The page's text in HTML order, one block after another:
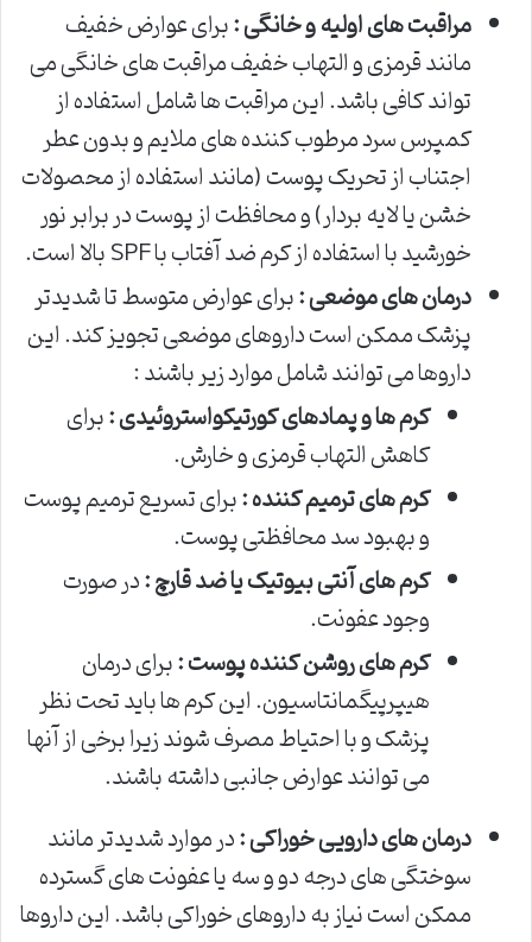
مراقبت های اولیه و خانگی :برای عوارض خفیف
مانند قرمزی و التهاب خفیف مراقبت های خانگی می
تواند کافی باشد. این مراقبت ها شامل استفاده از
کمپرس سرد مرطوب کننده های ملایم و بدون عطر
اجتناب از تحریک پوست (مانند استفاده از محصولات
خشن یا لایه بردار) و محافظت از پوست در برابر نور
خورشید با استفاده از کرم ضد آفتاب با SPF بالا است.
درمان های موضعی :برای عوارض متوسط تا شدیدتر
پزشک ممکن است داروهای موضعی تجویز کند. این
داروها می توانند شامل موارد زیر باشند :
کرم ها و پمادهای کورتیکواستروئیدی :برای
کاهش التهاب قرمزی و خارش.
کرم های ترمیم کننده :برای تسریع ترمیم پوست
و بهبود سد محافظتی پوست.
کرم های آنتی بیوتیک یا ضد قارچ :در صورت
وجود عفونت.
کرم های روشن کننده پوست :برای درمان
هیپرپیگمانتاسیون. این کرم ها باید تحت نظر
پزشک و با احتیاط مصرف شوند زیرا برخی از آنها
می توانند عوارض جانبی داشته باشند.
درمان های دارویی خوراکی :در موارد شدیدتر مانند
سوختگی های درجه دو و سه یا عفونت های گسترده
ممکن است نیاز به داروهای خوراکی باشد. این داروها